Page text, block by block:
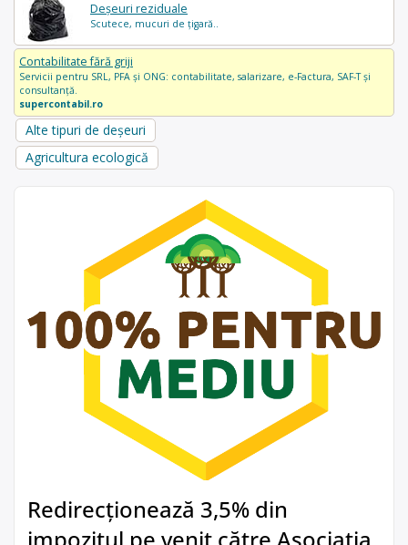
Deșeuri reziduale
Scutece, mucuri de țigară..
Contabilitate fără griji
Servicii pentru SRL, PFA și ONG: contabilitate, salarizare, e-Factura, SAF-T și
consultanță.
supercontabil.ro
Alte tipuri de deșeuri
Agricultura ecologică
Redirecționează 3,5% din